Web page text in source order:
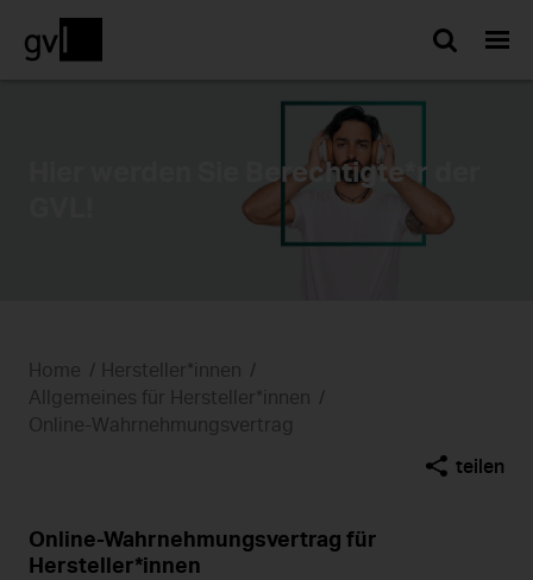
Suche
Hier werden Sie Berechtigte*r der
Home
Hersteller*innen
Allgemeines für Hersteller*innen
Online-Wahrnehmungsvertrag
teilen
Online-Wahrnehmungsvertrag für
Hersteller*innen